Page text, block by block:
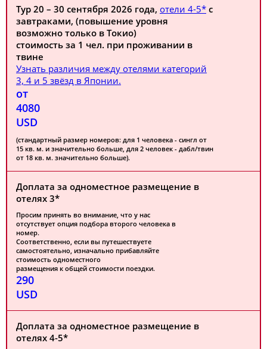
Тур 20 – 30 сентября 2026 года, отели 4-5* с
завтраками, (повышение уровня
возможно только в Токио)
стоимость за 1 чел. при проживании в
твине
Узнать различия между отелями категорий
3, 4 и 5 звёзд в Японии.
от
4080
USD
(стандартный размер номеров: для 1 человека - сингл от
15 кв. м. и значительно больше, для 2 человек - дабл/твин
от 18 кв. м. значительно больше).
Доплата за одноместное размещение в
отелях 3*
Просим принять во внимание, что у нас
отсутствует опция подбора второго человека в
номер.
Соответственно, если вы путешествуете
самостоятельно, изначально прибавляйте
стоимость одноместного
размещения к общей стоимости поездки.
290
USD
Доплата за одноместное размещение в
отелях 4-5*